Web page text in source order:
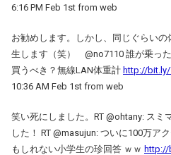
6:16 PM Feb 1st from web
お勧めします。しかし、同じぐらい
生します（笑） @no7110 誰が乗った
買うべき？無線LAN体重計 http://bit.ly/
10:36 AM Feb 1st from web
笑い死にしました。RT @ohtany: スミ
した！ RT @masujun: ついに100万ア
もしれない小学生の珍回答 ｗｗ http://